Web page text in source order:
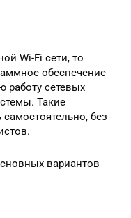
Wi-Fi сети, то
обеспечение
работу сетевых
Такие
без
вариантов